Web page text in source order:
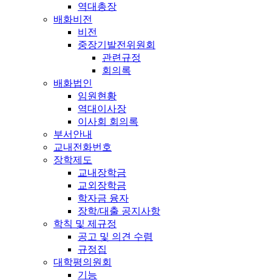
역대총장
배화비전
비전
중장기발전위원회
관련규정
회의록
배화법인
임원현황
역대이사장
이사회 회의록
부서안내
교내전화번호
장학제도
교내장학금
교외장학금
학자금 융자
장학/대출 공지사항
학칙 및 제규정
공고 및 의견 수렴
규정집
대학평의원회
기능